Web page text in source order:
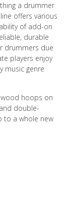
a drummer
offers various
of add-on
durable
drummers due
players enjoy
music genre
hoops on
double-
to a whole new